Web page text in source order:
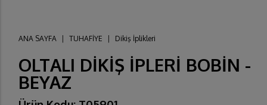
ANA SAYFA TUHAFİYE Dikiş İplikleri
OLTALI DİKİŞ İPLERİ BOBİN -
BEYAZ